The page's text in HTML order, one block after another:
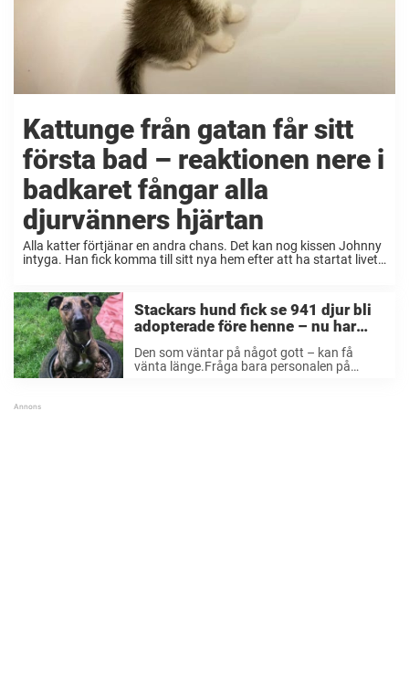
Kattunge från gatan får sitt
första bad – reaktionen nere i
badkaret fångar alla
djurvänners hjärtan
Alla katter förtjänar en andra chans. Det kan nog kissen Johnny
intyga. Han fick komma till sitt nya hem efter att ha startat livet
Stackars hund fick se 941 djur bli
adopterade före henne – nu har
hon äntligen fått komma till nytt
hem
Den som väntar på något gott – kan få
vänta länge.Fråga bara personalen på